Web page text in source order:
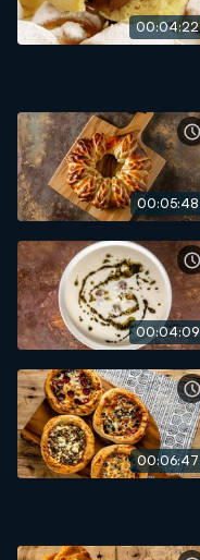
00:04:22
00:05:48
00:04:09
00:06:47